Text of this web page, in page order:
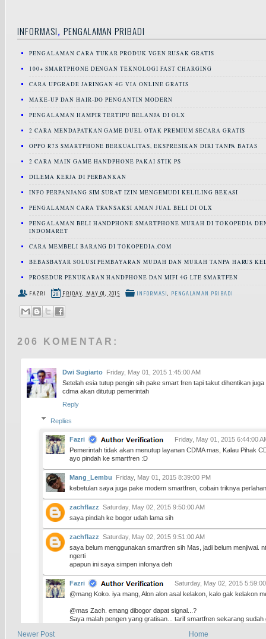
INFORMASI, PENGALAMAN PRIBADI
PENGALAMAN CARA TUKAR PRODUK VGEN RUSAK GRATIS
100+ SMARTPHONE DENGAN TEKNOLOGI FAST CHARGING
CARA UPGRADE JARINGAN 4G VIA ONLINE GRATIS
MAKE-UP DAN HAIR-DO PENGANTIN MODERN
PENGALAMAN HAMPIR TERTIPU BELANJA DI OLX
2 CARA MENDAPATKAN GAME DUEL OTAK PREMIUM SECARA GRATIS
OPPO R7S SMARTPHONE BERKUALITAS, EKSPRESIKAN DIRI TANPA BATAS
2 CARA MAIN GAME HANDPHONE PAKAI STIK PS
DILEMA KERJA DI PERBANKAN
INFO PERPANJANG SIM SURAT IZIN MENGEMUDI KELILING BEKASI
PENGALAMAN CARA TRANSAKSI AMAN JUAL BELI DI OLX
PENGALAMAN BELI HANDPHONE SMARTPHONE MURAH DI TOKOPEDIA
INDOMARET
CARA MEMBELI BARANG DI TOKOPEDIA.COM
BEBASBAYAR SOLUSI PEMBAYARAN MUDAH DAN MURAH TANPA HARUS
PROSEDUR PENUKARAN HANDPHONE DAN MIFI 4G LTE SMARTFEN
FAZRI FRIDAY, MAY 01, 2015 INFORMASI, PENGALAMAN PRIBADI
206 KOMENTAR:
Dwi Sugiarto Friday, May 01, 2015 1:45:00 AM
Setelah esia tutup pengin sih pake smart fren tapi takut dihentikan
cdma akan ditutup pemerintah
Reply
Replies
Fazri
Friday, May 01, 2015 6:44:00
Pemerintah tidak akan menutup layanan CDMA mas, Kalau Pihak
ayo pindah ke smartfren :D
Mang_Lembu
Friday, May 01, 2015 8:39:00 PM
kebetulan saya juga pake modem smartfren, cobain triknya
zachflazz Saturday, May 02, 2015 9:50:00 AM
saya pindah ke bogor udah lama sih
zachflazz Saturday, May 02, 2015 9:51:00 AM
saya belum menggunakan smartfren sih Mas, jadi belum menjiwai.
ngerti
apapun ini saya simpen infonya deh
Fazri
Saturday, May 02, 2015
@mang Koko. iya mang, Alon alon asal kelakon, kalo gak kelakon
@mas Zach. emang dibogor dapat signal...?
Saya malah pengen yang gratisan... tarif smartfren sekarang sudah
Newer Post Home